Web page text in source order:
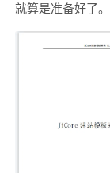
就算是准备好了。